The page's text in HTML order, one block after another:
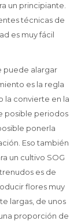
un principiante.
técnicas de
es muy fácil
puede alargar
es la regla
la convierte en la
posible periodos
ponerla
Eso también
un cultivo SOG
es de
flores muy
largas, de unos
proporción de